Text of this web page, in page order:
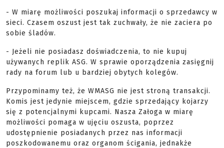
- W miarę możliwości poszukaj informacji o sprzedawcy w
sieci. Czasem oszust jest tak zuchwały, że nie zaciera po
sobie śladów.
- Jeżeli nie posiadasz doświadczenia, to nie kupuj
używanych replik ASG. W sprawie oporządzenia zasięgnij
rady na forum lub u bardziej obytych kolegów.
Przypominamy też, że WMASG nie jest stroną transakcji.
Komis jest jedynie miejscem, gdzie sprzedający kojarzy
się z potencjalnymi kupcami. Nasza Załoga w miarę
możliwości pomaga w ujęciu oszusta, poprzez
udostępnienie posiadanych przez nas informacji
poszkodowanemu oraz organom ścigania, jednakże